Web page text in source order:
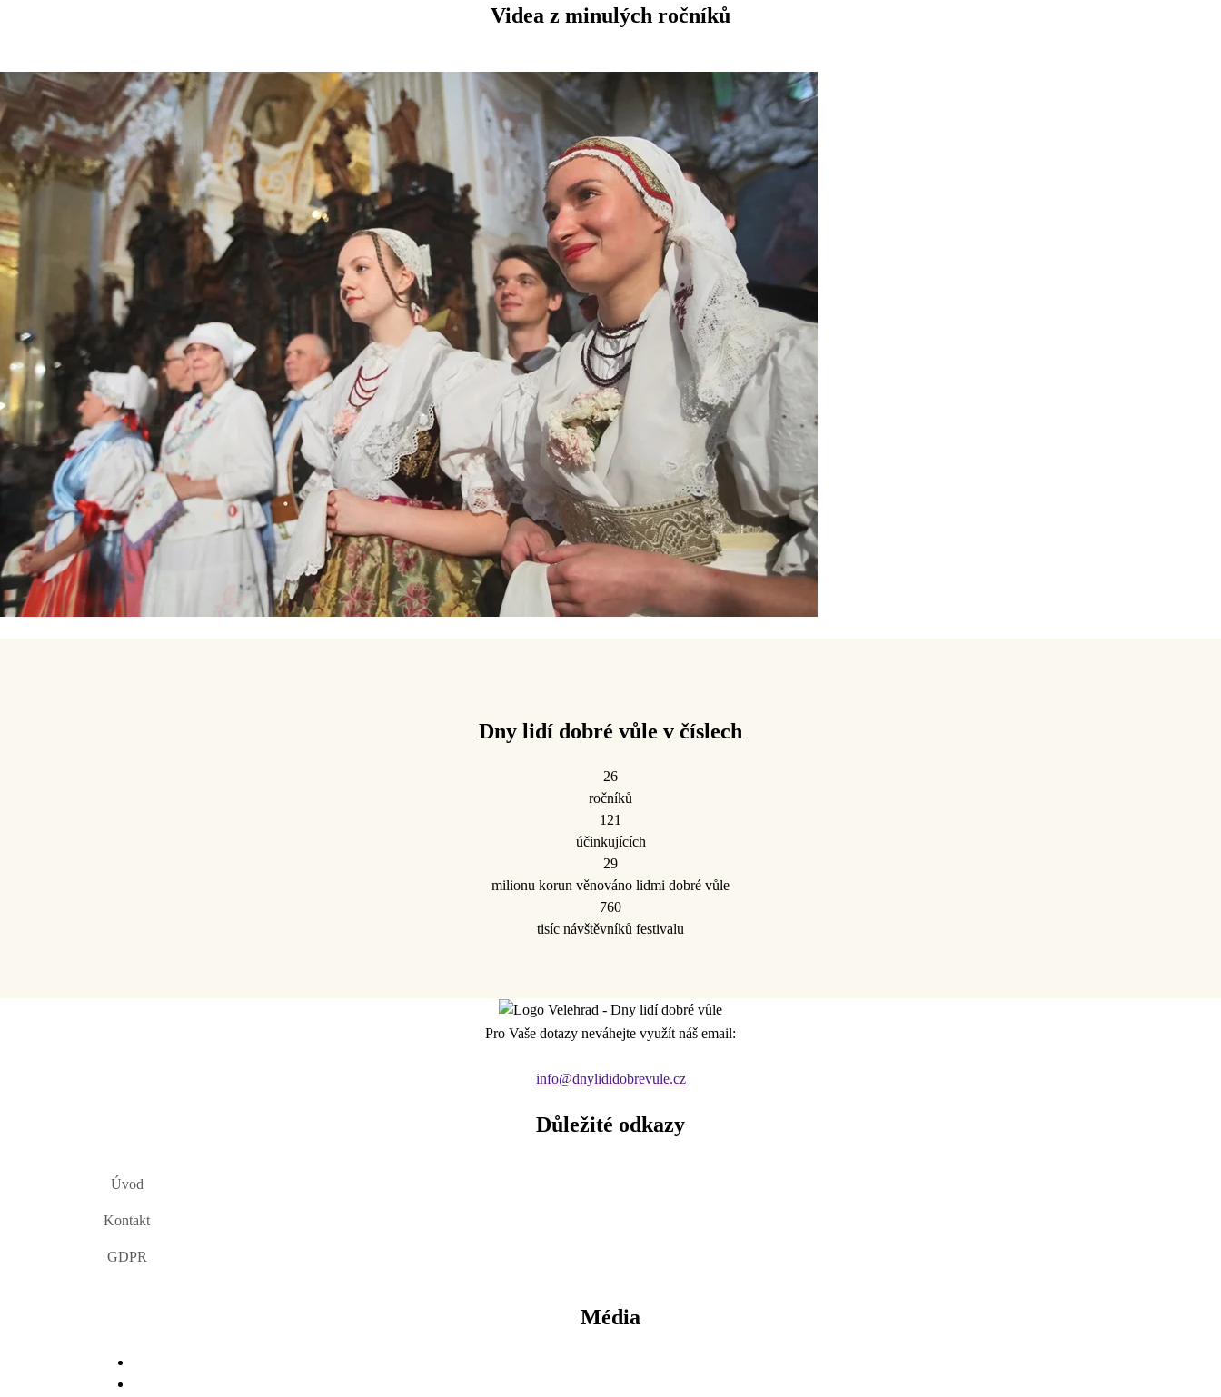
Videa z minulých ročníků
Dny lidí dobré vůle v číslech
26
ročníků
121
účinkujících
29
milionu korun věnováno lidmi dobré vůle
760
tisíc návštěvníků festivalu
Pro Vaše dotazy neváhejte využít náš email:
info@dnylididobrevule.cz
Důležité odkazy
Úvod
Kontakt
GDPR
Média